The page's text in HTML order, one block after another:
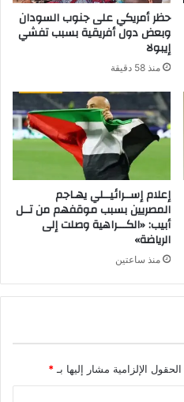
حظر أمريكي على جنوب السودان
وبعض دول أفريقية بسبب تفشي
إيبولا
منذ 58 دقيقة
إعلام إســرائيــلي يهـاجم
المصريين بسبب موقفهم من تــل
أبيب: «الكـــراهية وصلت إلى
الرياضة»
منذ ساعتين
الحقول الإلزامية مشار إليها بـ*